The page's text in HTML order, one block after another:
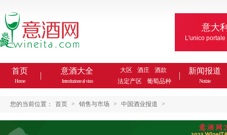
意大
L'unico
首页
Home
意酒大全
Introduzione al vino
大区 酒庄
酒款
法定产区
葡萄品种
新闻报道
Notizie
您的当前位置： 首页 > 销售与市场 > 中国酒业报道 >